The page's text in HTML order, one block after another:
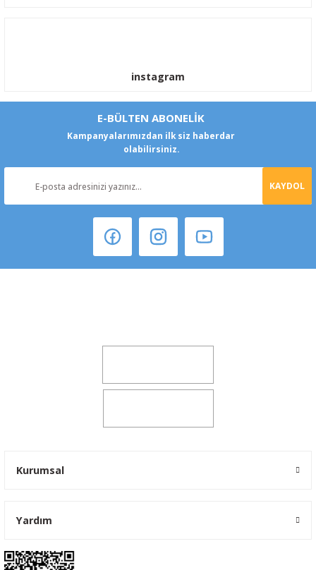
instagram
E-BÜLTEN ABONELİK
Kampanyalarımızdan ilk siz haberdar
olabilirsiniz.
KAYDOL
Kurumsal
Yardım